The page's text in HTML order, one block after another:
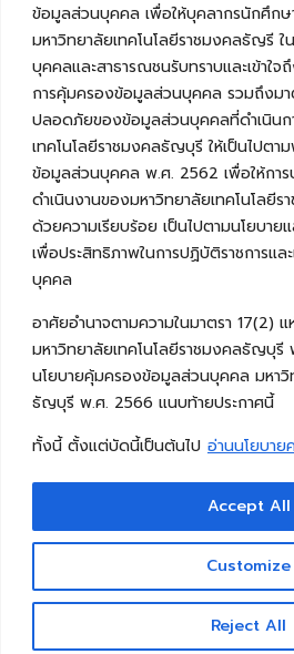
ข้อมูลส่วนบุคคล เพื่อให้บุคลากรนักศึก
มหาวิทยาลัยเทคโนโลยีราชมงคลธัญรี ใ
บุคคลและสาธารณชนรับทราบและเข้าใจ
การคุ้มครองข้อมูลส่วนบุคคล รวมถึงมา
ปลอดภัยของข้อมูลส่วนบุคคลที่ดำเนินก
เทคโนโลยีราชมงคลธัญบุรี ให้เป็นไปต
ข้อมูลส่วนบุคคล พ.ศ. 2562 เพื่อให้การบ
ดำเนินงานของมหาวิทยาลัยเทคโนโลยี
ด้วยความเรียบร้อย เป็นไปตามนโยบาย
เพื่อประสิทธิภาพในการปฏิบัติราชการแ
บุคคล
อาศัยอำนาจตามความในมาตรา 17(2)
มหาวิทยาลัยเทคโนโลยีราชมงคลธัญบุ
นโยบายคุ้มครองข้อมูลส่วนบุคคล มหาวิ
ธัญบุรี พ.ศ. 2566 แนบท้ายประกาศนี้
ทั้งนี้ ตั้งแต่บัดนี้เป็นต้นไป อ่านนโยบาย
Customize
Reject All
Accept All
Copyright © 2026 คณะวิศวกรร
เทคโนโลยีราชมงคล